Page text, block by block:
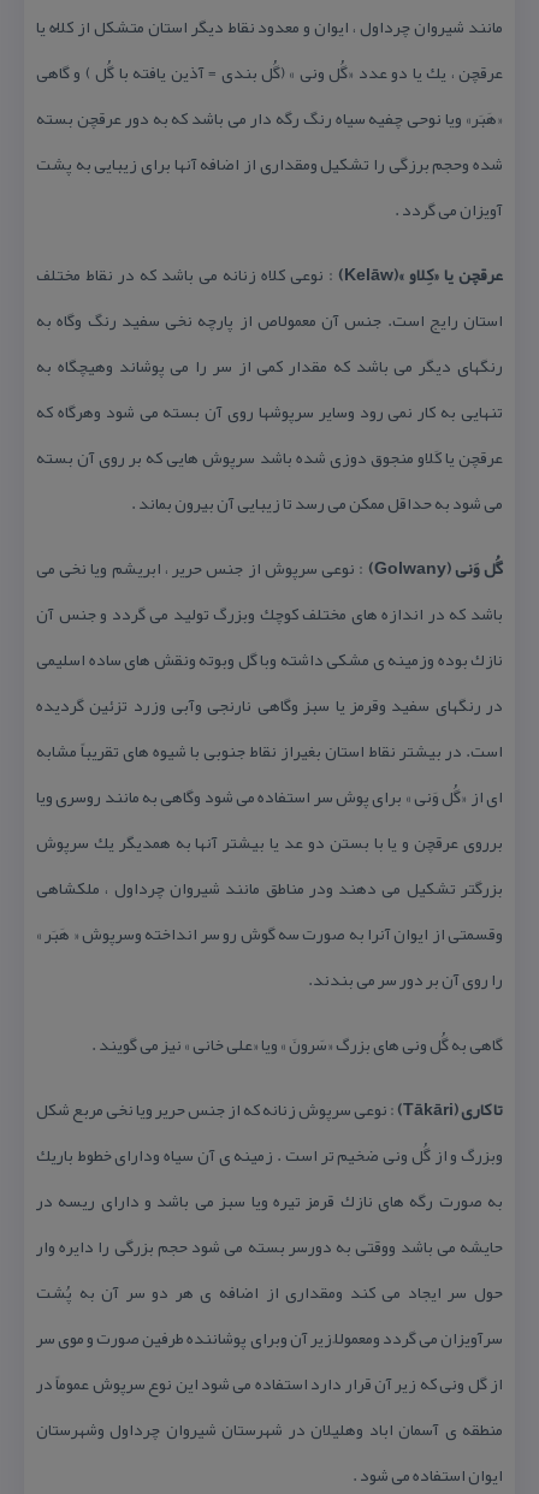
مانند شیروان چرداول ، ایوان و معدود نقاط دیگر استان متشكل از كلُاه یا
عرقچن ، یك یا دو عدد «گُل ونی » (گُل بندی = آذین یافته با گُل ) و گاهی
«هَبَر» ویا نوحی چفیه سیاه رنگ رگه دار می باشد كه به دور عرقچن بسته
شده وحجم برزگی را تشكیل ومقداری از اضافه آنها برای زیبایی به پشت
آویزان می گردد .
عرقچن یا «كِلاو »(Kelāw)
: نوعی كلاه زنانه می باشد كه در نقاط مختلف
استان رایج است. جنس آن معمولاص از پارچه نخی سفید رنگ وگاه به
رنگهای دیگر می باشد كه مقدار كمی از سر را می پوشاند وهیچگاه به
تنهایی به كار نمی رود وسایر سرپوشها روی آن بسته می شود وهرگاه كه
عرقچن یا كَلاو منجوق دوزی شده باشد سرپوش هایی كه بر روی آن بسته
می شود به حداقل ممكن می رسد تا زیبایی آن بیرون بماند .
گُل وَنی (Golwany)
: نوعی سرپوش از جنس حریر ، ابریشم ویا نخی می
باشد كه در اندازه های مختلف كوچك وبزرگ تولید می گردد و جنس آن
نازك بوده وزمینه ی مشكی داشته وبا گل وبوته ونقش های ساده اسلیمی
در رنگهای سفید وقرمز یا سبز وگاهی نارنجی وآبی وزرد تزئین گردیده
است. در بیشتر نقاط استان بغیراز نقاط جنوبی با شیوه های تقریباً مشابه
ای از «گُل وَنی » برای پوش سر استفاده می شود وگاهی به مانند روسری ویا
برروی عرقچن و یا با بستن دو عد یا بیشتر آنها به همدیگر یك سرپوش
بزرگتر تشكیل می دهند ودر مناطق مانند شیروان چرداول ، ملكشاهی
وقسمتی از ایوان آنرا به صورت سه گوش رو سر انداخته وسرپوش « هَبَر »
را روی آن بر دور سر می بندند.
گاهی به گُل ونی های بزرگ «سَرونَ » ویا «علی خانی » نیز می گویند .
تا كاری (Tākāri)
: نوعی سرپوش زنانه كه از جنس حریر ویا نخی مربع شكل
وبزرگ و از گُل ونی ضخیم تر است . زمینه ی آن سیاه ودارای خطوط باریك
به صورت رگه های نازك قرمز تیره ویا سبز می باشد و دارای ریسه در
حایشه می باشد ووقتی به دورسر بسته می شود حجم بزرگی را دایره وار
حول سر ایجاد می كند ومقداری از اضافه ی هر دو سر آن به پُشت
سرآویزان می گردد ومعمولاً زیر آن وبرای پوشاننده طرفین صورت و موی سر
از گل ونی كه زیر آن قرار دارد استفاده می شود این نوع سرپوش عموماً در
منطقه ی آسمان اباد وهلیلان در شهرستان شیروان چرداول وشهرستان
ایوان استفاده می شود .